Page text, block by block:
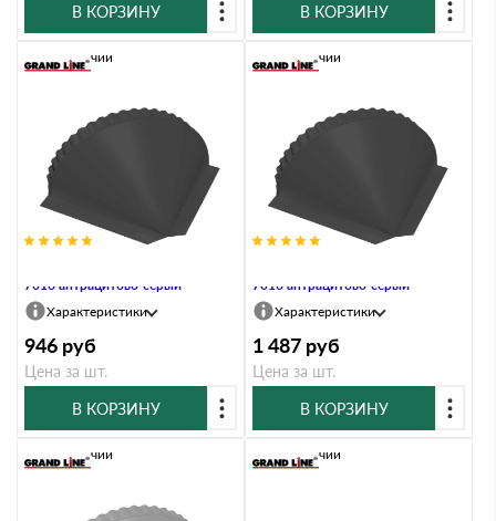
В КОРЗИНУ
В КОРЗИНУ
7016 антрацитово-серый
В наличии
Характеристики
946 руб
Цена за шт.
В КОРЗИНУ
7016 антрацитово-серый
В наличии
Характеристики
1 487 руб
Цена за шт.
В КОРЗИНУ
В наличии В наличии